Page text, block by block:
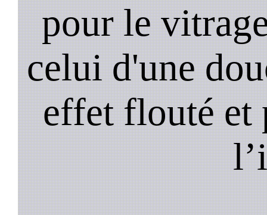
pour le
celui d'une
effet flouté et